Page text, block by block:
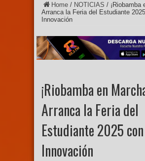
Home / NOTICIAS / ¡Riobamba
Arranca la Feria del Estudiante
Innovación
¡Riobamba en
Arranca la Feria del
Estudiante 2025 con
Innovación